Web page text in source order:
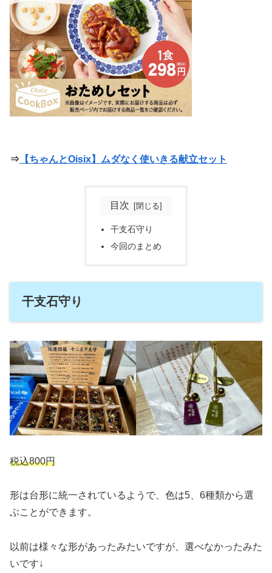
⇒ 【ちゃんとOisix】ムダなく使いきる献立セット
目次
干支石守り
今回のまとめ
干支石守り
税込800円
形は台形に統一されているようで、色は5、6種類から選
ぶことができます。
以前は様々な形があったみたいですが、選べなかったみた
いです↓